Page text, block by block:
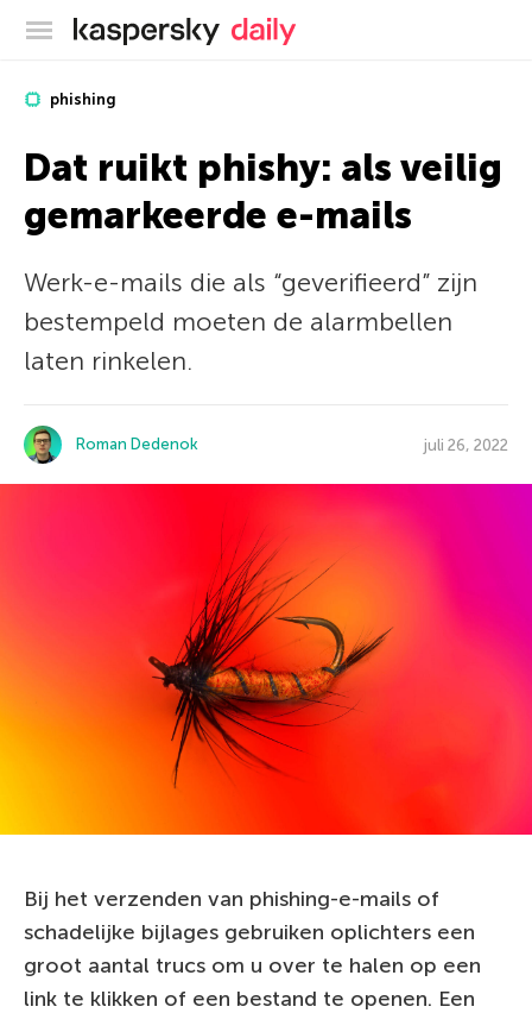
Kaspersky official blog
phishing
Dat ruikt phishy: als veilig
gemarkeerde e-mails
Werk-e-mails die als “geverifieerd” zijn
bestempeld moeten de alarmbellen
laten rinkelen.
Roman Dedenok juli 26, 2022
Bij het verzenden van phishing-e-mails of
schadelijke bijlages gebruiken oplichters een
groot aantal trucs om u over te halen op een
link te klikken of een bestand te openen. Een